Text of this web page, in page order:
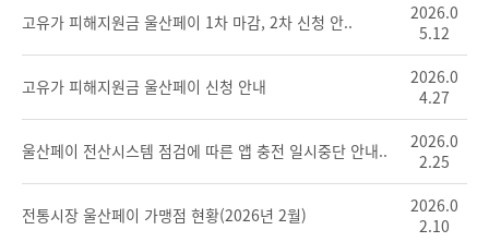
고유가 피해지원금 울산페이 1차 마감, 2차 신청 안..
2026.0
5.12
고유가 피해지원금 울산페이 신청 안내
2026.0
4.27
울산페이 전산시스템 점검에 따른 앱 충전 일시중단 안내..
2026.0
2.25
전통시장 울산페이 가맹점 현황(2026년 2월)
2026.0
2.10